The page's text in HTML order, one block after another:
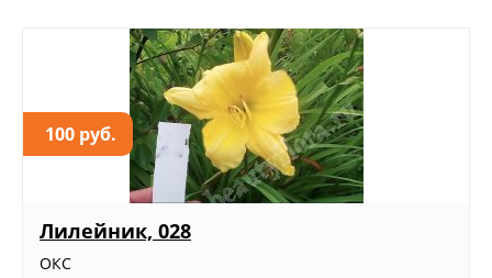
100 руб.
Лилейник, 028
ОКС